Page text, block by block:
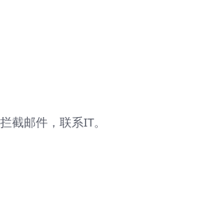
截邮件，联系IT。